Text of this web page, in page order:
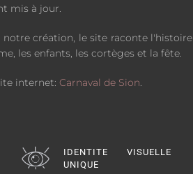
mis à jour.
notre création, le site raconte l'histoire
les enfants, les cortèges et la fête.
internet: Carnaval de Sion.
IDENTITE VISUELLE
UNIQUE